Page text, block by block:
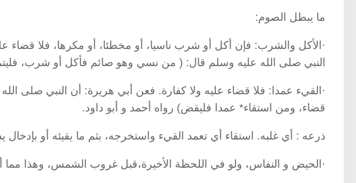
ما يبطل الصوم:
·الأكل والشرب: فإن أكل أو شرب ناسيا، أو مخطئا، أو مكرها، فلا قضاء
النبي صلى الله عليه وسلم قال: ( من نسي وهو صائم فأكل أو شرب،
·القيء عمدا: فلا قضاء عليه ولا كفارة. فعن أبي هريرة: أن النبي صلى
قضاء، ومن استقاء* عمدا فليقض) رواه أحمد و أبو داود.
ذرعه : أي غلبه. استقاء أي تعمد القيء واستخرجه، بثم ما يقيئه أو بإدخال
·الحيض و النفاس، ولو في اللحظة الأخيرة،قبل غروب الشمس، وهذا مما